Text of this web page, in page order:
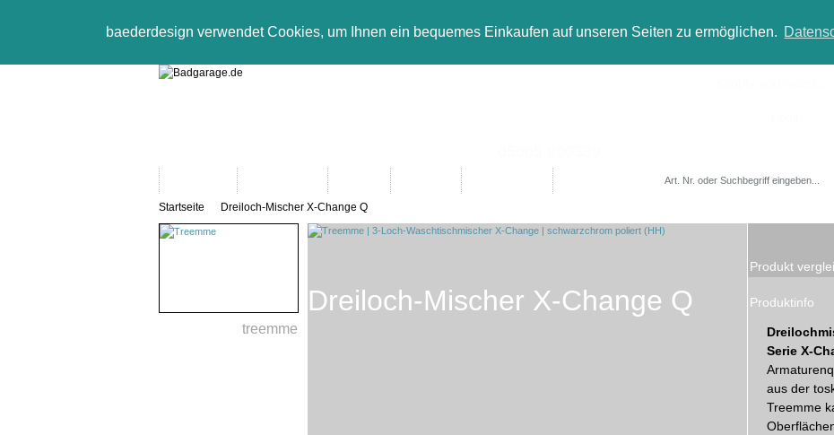
baederdesign verwendet Cookies, um Ihnen ein bequemes Einkaufen auf unseren Seiten zu ermöglichen.
Startseite Dreiloch-Mischer X-Change Q
treemme
Dreiloch-Mischer X-Change Q
Produkt
Produktinfo
Serie X-
aus der
Treemme